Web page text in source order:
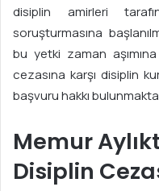
disiplin amirleri
soruşturmasına
bu yetki zaman
cezasına karşı disiplin
başvuru hakkı
Memur
Disiplin